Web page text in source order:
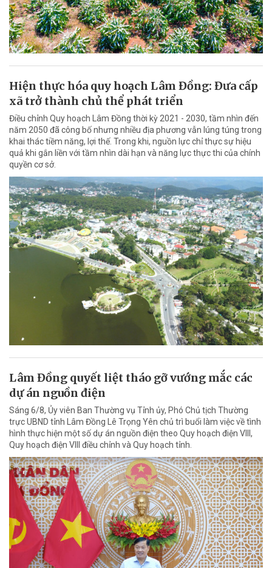
Hiện thực hóa quy hoạch Lâm Đồng: Đưa cấp
xã trở thành chủ thể phát triển
Điều chỉnh Quy hoạch Lâm Đồng thời kỳ 2021 - 2030, tầm nhìn đến
năm 2050 đã công bố nhưng nhiều địa phương vẫn lúng túng trong
khai thác tiềm năng, lợi thế. Trong khi, nguồn lực chỉ thực sự hiệu
quả khi gắn liền với tầm nhìn dài hạn và năng lực thực thi của chính
quyền cơ sở.
Lâm Đồng quyết liệt tháo gỡ vướng mắc các
dự án nguồn điện
Sáng 6/8, Ủy viên Ban Thường vụ Tỉnh ủy, Phó Chủ tịch Thường
trực UBND tỉnh Lâm Đồng Lê Trọng Yên chủ trì buổi làm việc về tình
hình thực hiện một số dự án nguồn điện theo Quy hoạch điện VIII,
Quy hoạch điện VIII điều chỉnh và Quy hoạch tỉnh.